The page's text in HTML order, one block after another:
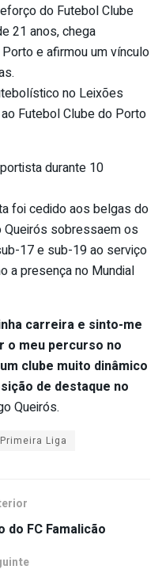
do Futebol Clube
21 anos, chega
e afirmou um vínculo
no Leixões
Futebol Clube do Porto
durante 10
foi cedido aos belgas do
Queirós sobressaem os
17 e sub-19 ao serviço
a presença no Mundial
carreira e sinto-me
o meu percurso no
clube muito dinâmico
de destaque no
Queirós.
Primeira Liga
FC Famalicão